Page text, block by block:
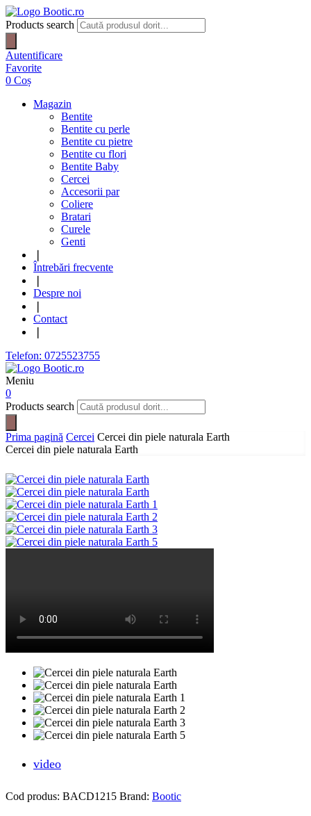
Products search
Autentificare
Favorite
0 Coș
Magazin
Bentite
Bentite cu perle
Bentite cu pietre
Bentite cu flori
Bentite Baby
Cercei
Accesorii par
Coliere
Bratari
Curele
Genti
Întrebări frecvente
Despre noi
Contact
Telefon: 0725523755
Meniu
0
Products search
Prima pagină Cercei Cercei din piele naturala Earth
Cercei din piele naturala Earth
video
Cod produs: BACD1215 Brand: Bootic